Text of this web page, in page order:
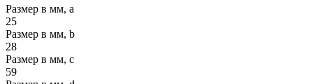
Размер в мм, a
25
Размер в мм, b
28
Размер в мм, c
59